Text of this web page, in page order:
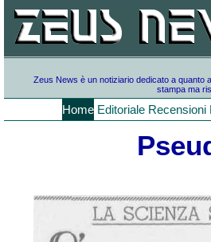
Zeus News è un notiziario dedicato a quanto
stampa ma
Home Editoriale Recensioni